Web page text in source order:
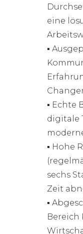
eine
▪
▪ Echte
digitale
▪ Hohe
sechs
Zeit
▪
Bereich